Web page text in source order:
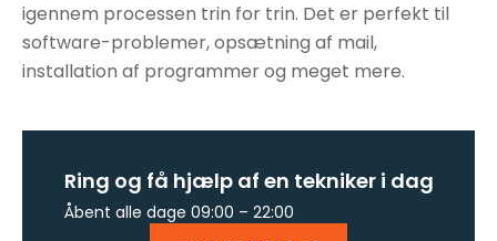
igennem processen trin for trin. Det er perfekt til
software-problemer, opsætning af mail,
installation af programmer og meget mere.
Ring og få hjælp af en tekniker i dag
Åbent alle dage 09:00 – 22:00